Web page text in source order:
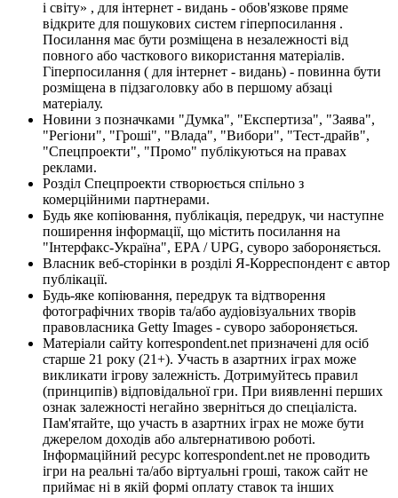
і світу» , для інтернет - видань - обов'язкове пряме
відкрите для пошукових систем гіперпосилання .
Посилання має бути розміщена в незалежності від
повного або часткового використання матеріалів.
Гіперпосилання ( для інтернет - видань) - повинна бути
розміщена в підзаголовку або в першому абзаці
матеріалу.
Новини з позначками "Думка", "Експертиза", "Заява",
"Регіони", "Гроші", "Влада", "Вибори", "Тест-драйв",
"Спецпроекти", "Промо" публікуються на правах
реклами.
Розділ Спецпроекти створюється спільно з
комерційними партнерами.
Будь яке копіювання, публікація, передрук, чи наступне
поширення інформації, що містить посилання на
"Інтерфакс-Україна", EPA / UPG, суворо забороняється.
Власник веб-сторінки в розділі Я-Корреспондент є автор
публікації.
Будь-яке копіювання, передрук та відтворення
фотографічних творів та/або аудіовізуальних творів
правовласника Getty Images - суворо забороняється.
Матеріали сайту korrespondent.net призначені для осіб
старше 21 року (21+). Участь в азартних іграх може
викликати ігрову залежність. Дотримуйтесь правил
(принципів) відповідальної гри. При виявленні перших
ознак залежності негайно зверніться до спеціаліста.
Пам'ятайте, що участь в азартних іграх не може бути
джерелом доходів або альтернативою роботі.
Інформаційний ресурс korrespondent.net не проводить
ігри на реальні та/або віртуальні гроші, також сайт не
приймає ні в якій формі оплату ставок та інших